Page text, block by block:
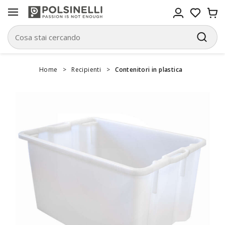
Home > Recipienti > Contenitori in plastica